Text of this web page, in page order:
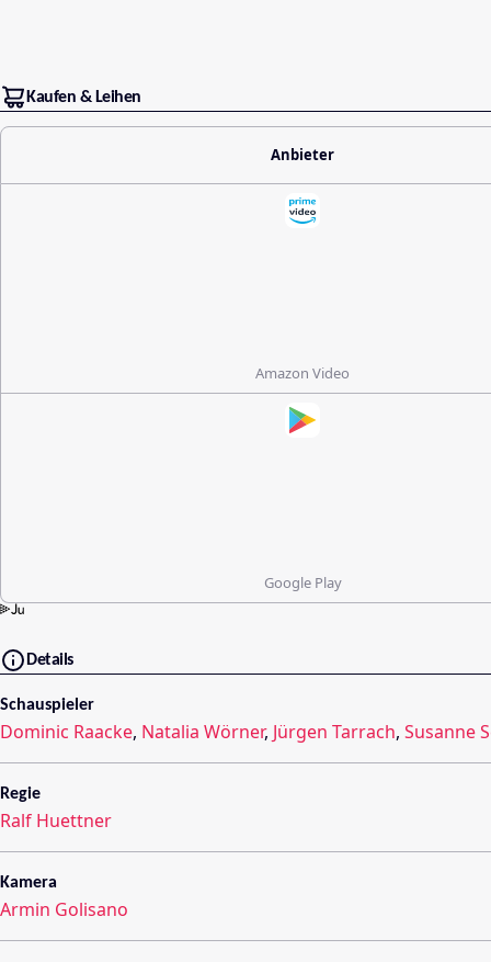
Kaufen & Leihen
Anbieter
Amazon Video
Google Play
Details
Schauspieler
Dominic Raacke, Natalia Wörner, Jürgen Tarrach, Susanne
Regie
Ralf Huettner
Kamera
Armin Golisano